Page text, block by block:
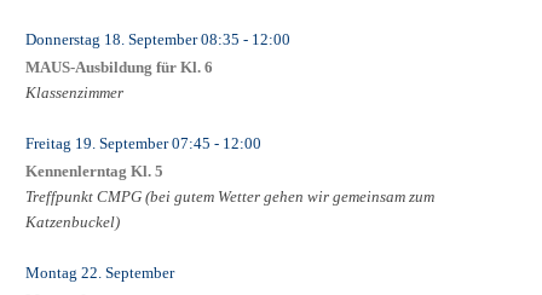
Donnerstag 18. September08:35 - 12:00
MAUS-Ausbildung für Kl. 6
Klassenzimmer
Freitag 19. September07:45 - 12:00
Kennenlerntag Kl. 5
Treffpunkt CMPG (bei gutem Wetter gehen wir gemeinsam zum
Katzenbuckel)
Montag 22. September